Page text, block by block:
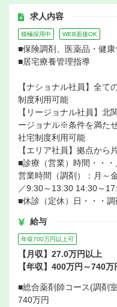
求人内容
積極採用中 WEB面接OK
■保険調剤、医薬品・健
■居宅療養管理指導
【ナショナル社員】全
制度利用可能
【リージョナル社員】北
ージョナル※条件を満た
社宅制度利用可能
【エリア社員】拠点から
■診療（営業）時間・・
営業時間（調剤）：月～
／9:30～13:30 14:30～
■休診（定休）日・・・
給与
年収700万円以上可
【月収】27.0万円以上
【年収】400万円～740
■総合薬剤師コース(調剤
740万円